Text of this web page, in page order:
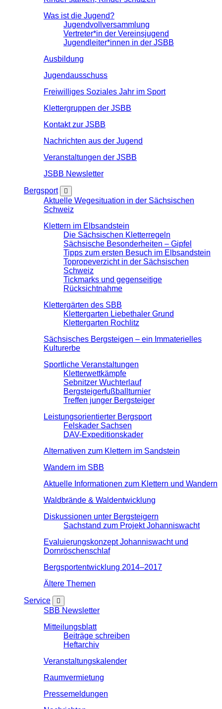
Was ist die Jugend?
Jugendvollversammlung
Vertreter*in der Vereinsjugend
Jugendleiter*innen in der JSBB
Ausbildung
Jugendausschuss
Freiwilliges Soziales Jahr im Sport
Klettergruppen der JSBB
Kontakt zur JSBB
Nachrichten aus der Jugend
Veranstaltungen der JSBB
JSBB Newsletter
Bergsport
Aktuelle Wegesituation in der Sächsischen
Schweiz
Klettern im Elbsandstein
Die Sächsischen Kletterregeln
Sächsische Besonderheiten – Gipfel
Tipps zum ersten Besuch im Elbsandstein
Topropeverzicht in der Sächsischen
Schweiz
Tickmarks und gegenseitige
Rücksichtnahme
Klettergärten des SBB
Klettergarten Liebethaler Grund
Klettergarten Rochlitz
Sächsisches Bergsteigen – ein Immaterielles
Kulturerbe
Sportliche Veranstaltungen
Kletterwettkämpfe
Sebnitzer Wuchterlauf
Bergsteigerfußballturnier
Treffen junger Bergsteiger
Leistungsorientierter Bergsport
Felskader Sachsen
DAV-Expeditionskader
Alternativen zum Klettern im Sandstein
Wandern im SBB
Aktuelle Informationen zum Klettern und Wandern
Waldbrände & Waldentwicklung
Diskussionen unter Bergsteigern
Sachstand zum Projekt Johanniswacht
Evaluierungskonzept Johanniswacht und
Dornröschenschlaf
Bergsportentwicklung 2014–2017
Ältere Themen
Service
SBB Newsletter
Mitteilungsblatt
Beiträge schreiben
Heftarchiv
Veranstaltungskalender
Raumvermietung
Pressemeldungen